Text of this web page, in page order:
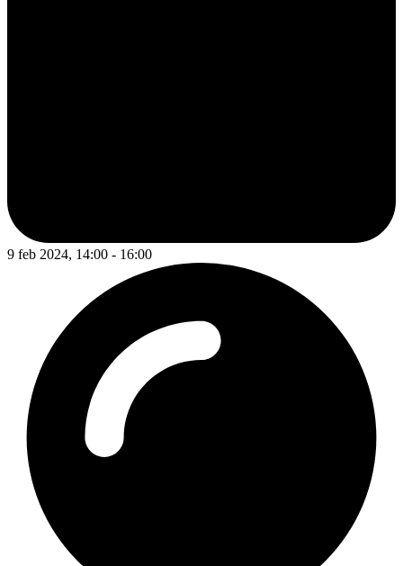
9 feb 2024, 14:00 - 16:00